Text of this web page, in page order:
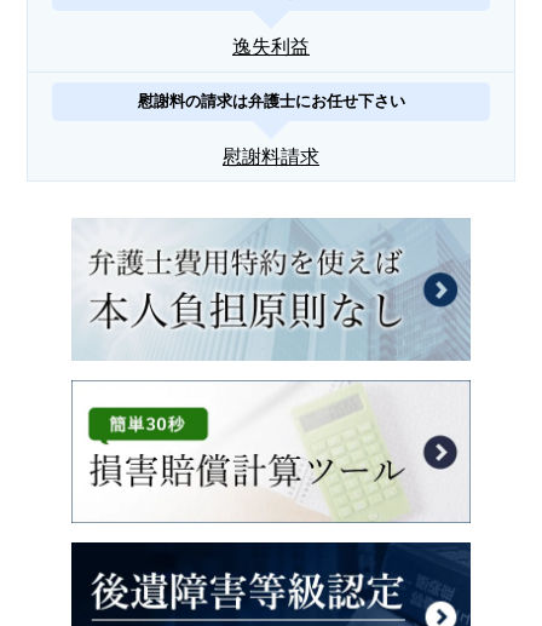
逸失利益
慰謝料の請求は弁護士にお任せ下さい
慰謝料請求